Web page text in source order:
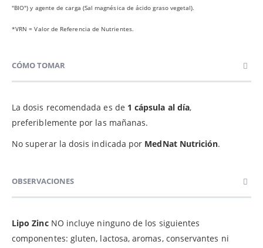
"BIO") y agente de carga (Sal magnésica de ácido graso vegetal).
*VRN = Valor de Referencia de Nutrientes.
CÓMO TOMAR
La dosis recomendada es de 1 cápsula al día,
preferiblemente por las mañanas.
No superar la dosis indicada por MedNat Nutrición.
OBSERVACIONES
Lipo Zinc NO incluye ninguno de los siguientes
componentes: gluten, lactosa, aromas, conservantes ni